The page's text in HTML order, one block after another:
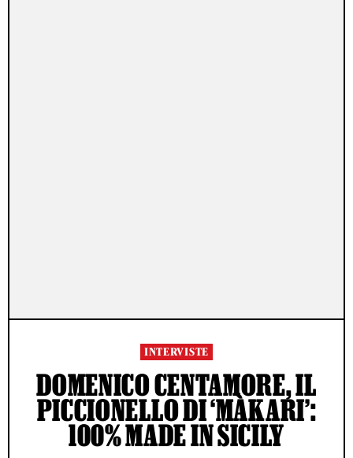
INTERVISTE
DOMENICO CENTAMORE, IL
PICCIONELLO DI ‘MÀKARI’:
100% MADE IN SICILY